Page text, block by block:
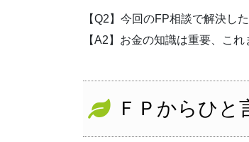
【Q2】今回のFP相談で解決し
【A2】お金の知識は重要、こ
ＦＰからひと